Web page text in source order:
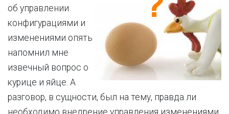
об управлении
конфигурациями и
изменениями опять
напомнил мне
извечный вопрос о
курице и яйце. А
разговор, в сущности, был на тему, правда ли
необходимо внедрение управления изменениями